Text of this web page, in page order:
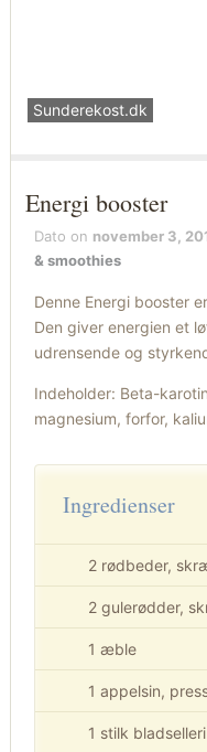
Sunderekost.dk
Energi booster
Dato on november 3,
& smoothies
Denne Energi booster
Den giver energien et
udrensende og
Indeholder: Beta-
magnesium, forfor,
Ingredienser
2 rødbeder,
2 gulerødder,
1 æble
1 appelsin,
1 stilk bladselleri